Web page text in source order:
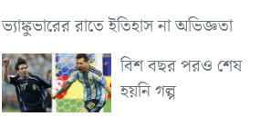
ভ্যাঙ্কুভারের রাতে ইতিহাস না অভিজ্ঞতা
বিশ বছর পরও শেষ
হয়নি গল্প